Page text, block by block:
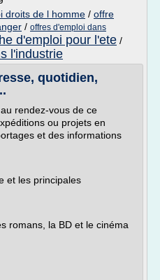
droits de l homme / offre
/ offres d'emploi dans
d'emploi pour l'ete /
l'industrie
quotidien,
rendez-vous de ce
ou projets en
et des informations
et les principales
romans, la BD et le cinéma